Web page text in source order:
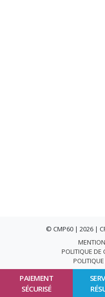
PAIEMENT
SÉCURISÉ
© CMP60 | 2026 |
POLITIQUE DE